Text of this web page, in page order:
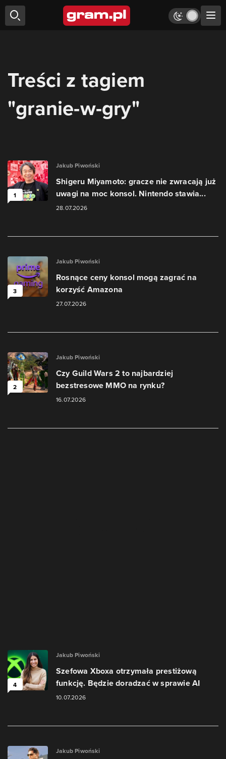
Treści z tagiem
"granie-w-gry"
1
Jakub Piwoński
Shigeru Miyamoto: gracze nie zwracają już
uwagi na moc konsol. Nintendo stawia...
28.07.2026
3
Jakub Piwoński
Rosnące ceny konsol mogą zagrać na
korzyść Amazona
27.07.2026
2
Jakub Piwoński
Czy Guild Wars 2 to najbardziej
bezstresowe MMO na rynku?
16.07.2026
4
Jakub Piwoński
Szefowa Xboxa otrzymała prestiżową
funkcję. Będzie doradzać w sprawie AI
10.07.2026
Jakub Piwoński